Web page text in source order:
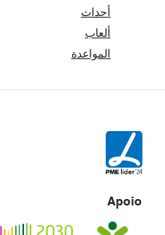
أحداث
ألعاب
المواعدة
Apoio